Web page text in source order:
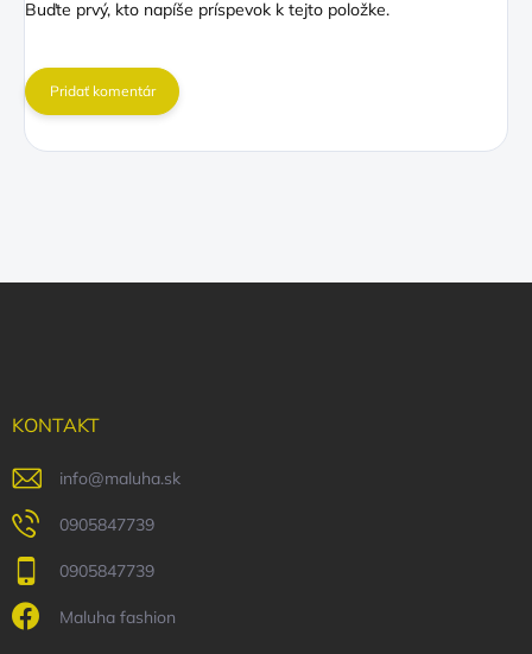
Buďte prvý, kto napíše príspevok k tejto položke.
Pridať komentár
KONTAKT
info@maluha.sk
0905847739
0905847739
Maluha fashion